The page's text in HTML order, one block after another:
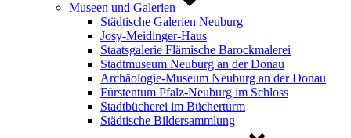
Museen und Galerien
Städtische Galerien Neuburg
Josy-Meidinger-Haus
Staatsgalerie Flämische Barockmalerei
Stadtmuseum Neuburg an der Donau
Archäologie-Museum Neuburg an der Donau
Fürstentum Pfalz-Neuburg im Schloss
Stadtbücherei im Bücherturm
Städtische Bildersammlung